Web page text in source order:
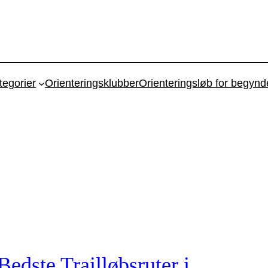
OrienteringsklubberOrienteringsløb for